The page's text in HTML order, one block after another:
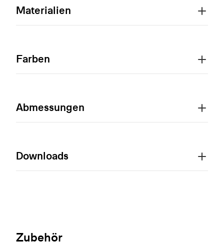
Materialien
Farben
Abmessungen
Downloads
Zubehör